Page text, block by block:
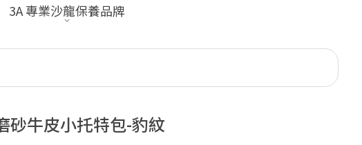
3A 專業沙龍保養品牌
砂牛皮小托特包-豹紋